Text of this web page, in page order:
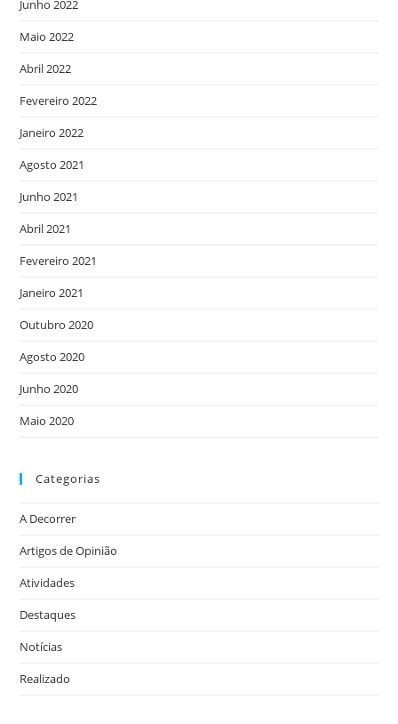
Junho 2022
Maio 2022
Abril 2022
Fevereiro 2022
Janeiro 2022
Agosto 2021
Junho 2021
Abril 2021
Fevereiro 2021
Janeiro 2021
Outubro 2020
Agosto 2020
Junho 2020
Maio 2020
Categorias
A Decorrer
Artigos de Opinião
Atividades
Destaques
Notícias
Realizado